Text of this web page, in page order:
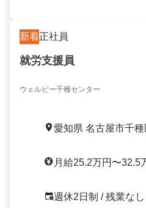
新着正社員
就労支援員
ウェルビー千種センター
愛知県 名古屋市千
月給25.2万円〜32.5
週休2日制 / 残業なし